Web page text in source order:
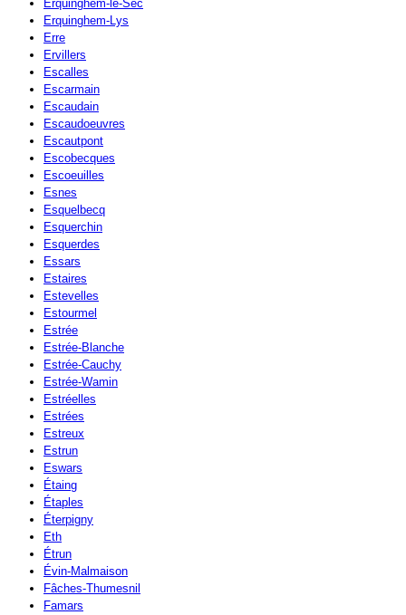
Erquinghem-le-Sec
Erquinghem-Lys
Erre
Ervillers
Escalles
Escarmain
Escaudain
Escaudoeuvres
Escautpont
Escobecques
Escoeuilles
Esnes
Esquelbecq
Esquerchin
Esquerdes
Essars
Estaires
Estevelles
Estourmel
Estrée
Estrée-Blanche
Estrée-Cauchy
Estrée-Wamin
Estréelles
Estrées
Estreux
Estrun
Eswars
Étaing
Étaples
Éterpigny
Eth
Étrun
Évin-Malmaison
Fâches-Thumesnil
Famars